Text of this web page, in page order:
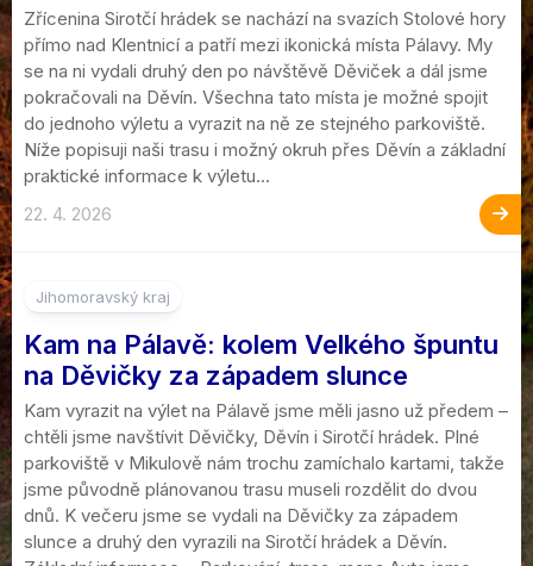
Zřícenina Sirotčí hrádek se nachází na svazích Stolové hory
přímo nad Klentnicí a patří mezi ikonická místa Pálavy. My
se na ni vydali druhý den po návštěvě Děviček a dál jsme
pokračovali na Děvín. Všechna tato místa je možné spojit
do jednoho výletu a vyrazit na ně ze stejného parkoviště.
Níže popisuji naši trasu i možný okruh přes Děvín a základní
praktické informace k výletu...
22. 4. 2026
Jihomoravský kraj
Kam na Pálavě: kolem Velkého špuntu
na Děvičky za západem slunce
Kam vyrazit na výlet na Pálavě jsme měli jasno už předem –
chtěli jsme navštívit Děvičky, Děvín i Sirotčí hrádek. Plné
parkoviště v Mikulově nám trochu zamíchalo kartami, takže
jsme původně plánovanou trasu museli rozdělit do dvou
dnů. K večeru jsme se vydali na Děvičky za západem
slunce a druhý den vyrazili na Sirotčí hrádek a Děvín.